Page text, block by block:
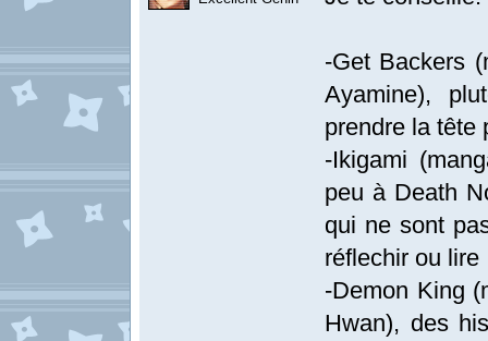
-Get Backers
Ayamine),
prendre la tête
-Ikigami
peu à Death
qui ne sont
réflechir ou lire
-Demon King
Hwan), des